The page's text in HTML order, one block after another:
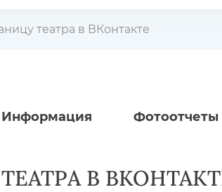
театра в ВКонтакте
Информация Фотоотчеты
В